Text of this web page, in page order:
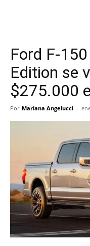
Ford F-
Edition se
$275.000
Por Mariana Angelucci -